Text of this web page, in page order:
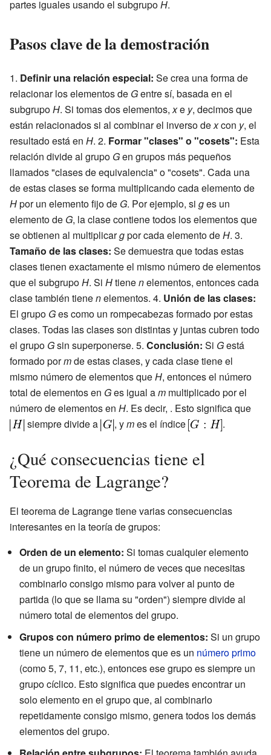
partes iguales usando el subgrupoH.
Pasos clave de la demostración
1. Definir una relación especial: Se crea una forma de
relacionar los elementos de Gentre sí, basada en el
subgrupoH. Si tomas dos elementos,xe y, decimos que
están relacionados si al combinar el inverso dexcon y, el
resultado está en H. 2. Formar "clases" o "cosets": Esta
relación divide al grupo Gen grupos más pequeños
llamados "clases de equivalencia" o "cosets". Cada una
de estas clases se forma multiplicando cada elemento de
Hpor un elemento fijo de G. Por ejemplo, si ges un
elemento de G, la clasecontiene todos los elementos que
se obtienen al multiplicargpor cada elemento deH. 3.
Tamaño de las clases: Se demuestra que todas estas
clases tienen exactamente el mismo número de elementos
que el subgrupoH. Si Htienenelementos, entonces cada
clasetambién tienenelementos. 4. Unión de las clases:
El grupo Ges como un rompecabezas formado por estas
clases. Todas las clases son distintas y juntas cubren todo
el grupo Gsin superponerse. 5. Conclusión: Si Gestá
formado pormde estas clases, y cada clase tiene el
mismo número de elementos queH, entonces el número
total de elementos en Ges igual am multiplicado por el
número de elementos en H. Es decir, . Esto significa que
siempre divide a
, ymes el índice .
¿Qué consecuencias tiene el
Teorema de Lagrange?
El teorema de Lagrange tiene varias consecuencias
interesantes en la teoría de grupos:
Orden de un elemento: Si tomas cualquier elemento
de un grupo finito, el número de veces que necesitas
combinarlo consigo mismo para volver al punto de
partida (lo que se llama su "orden") siempre divide al
número total de elementos del grupo.
Grupos con número primo de elementos: Si un grupo
tiene un número de elementos que es un número primo
(como 5, 7, 11, etc.), entonces ese grupo es siempre un
grupo cíclico. Esto significa que puedes encontrar un
solo elemento en el grupo que, al combinarlo
repetidamente consigo mismo, genera todos los demás
elementos del grupo.